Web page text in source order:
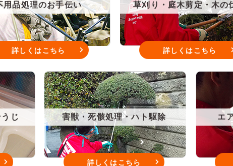
用品処理のお手伝い
詳しくはこちら
草刈り・庭木剪定・木の
詳しくはこちら
じ 害獣・死骸処理・ハト駆除
詳しくはこちら
エ